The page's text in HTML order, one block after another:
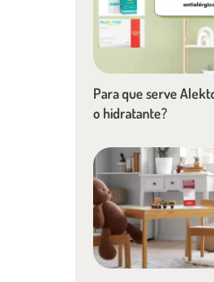
Para que serve
o hidratante?